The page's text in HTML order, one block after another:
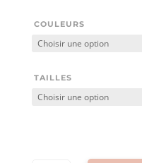
COULEURS
TAILLES